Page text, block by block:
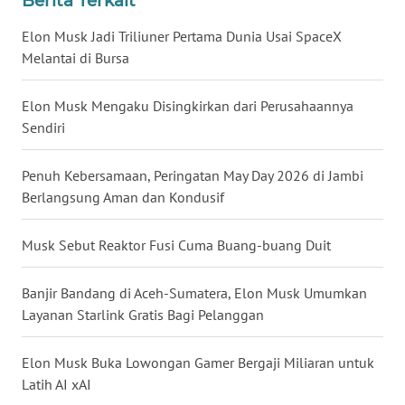
Elon Musk Jadi Triliuner Pertama Dunia Usai SpaceX
Melantai di Bursa
Elon Musk Mengaku Disingkirkan dari Perusahaannya
Sendiri
Penuh Kebersamaan, Peringatan May Day 2026 di Jambi
Berlangsung Aman dan Kondusif
Musk Sebut Reaktor Fusi Cuma Buang-buang Duit
Banjir Bandang di Aceh-Sumatera, Elon Musk Umumkan
Layanan Starlink Gratis Bagi Pelanggan
Elon Musk Buka Lowongan Gamer Bergaji Miliaran untuk
Latih AI xAI
BABEL
SUMBAR
SUMSEL
BENGKULU
WN
LAMPUNG
WN
JATENG